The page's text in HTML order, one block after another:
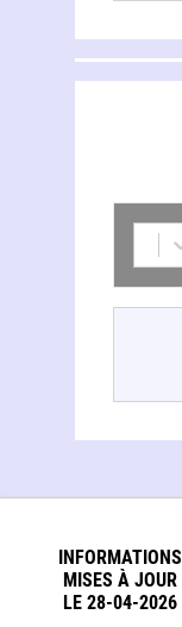
INFORMATIONS
MISES À JOUR
LE 28-04-2026